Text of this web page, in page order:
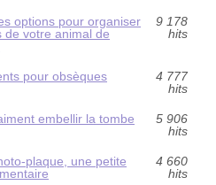
options pour organiser
de votre animal de
9 178
hits
pour obsèques
4 777
hits
embellir la tombe
5 906
hits
plaque, une petite
4 660
hits